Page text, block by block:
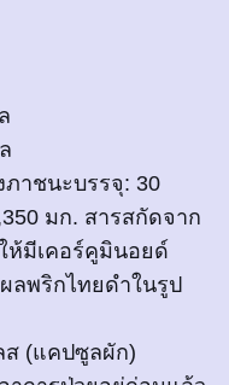
าชนะบรรจุ: 30
มก. สารสกัดจาก
ห้มีเคอร์คูมินอยด์
ลพริกไทยดำในรูป
ส (แคปซูลผัก)